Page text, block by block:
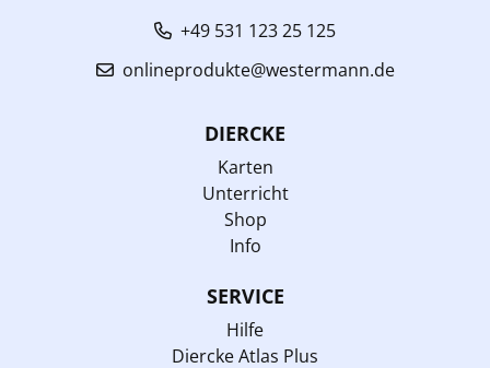
+49 531 123 25 125
onlineprodukte@westermann.de
DIERCKE
Karten
Unterricht
Shop
Info
SERVICE
Hilfe
Diercke Atlas Plus